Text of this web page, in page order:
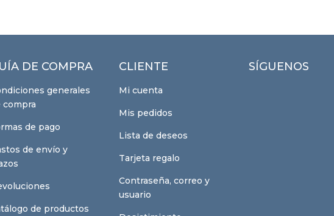
DE COMPRA
generales
compra
de pago
de envío y
de productos
CLIENTE
Mi cuenta
Mis pedidos
Lista de deseos
Tarjeta regalo
Contraseña, correo y
usuario
SÍGUENOS